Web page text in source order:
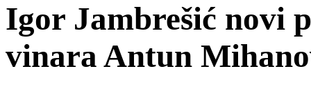
Igor Jambrešić novi
vinara Antun